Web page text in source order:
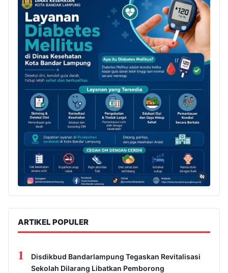
ARTIKEL POPULER
1
Disdikbud Bandarlampung Tegaskan Revitalisasi
Sekolah Dilarang Libatkan Pemborong